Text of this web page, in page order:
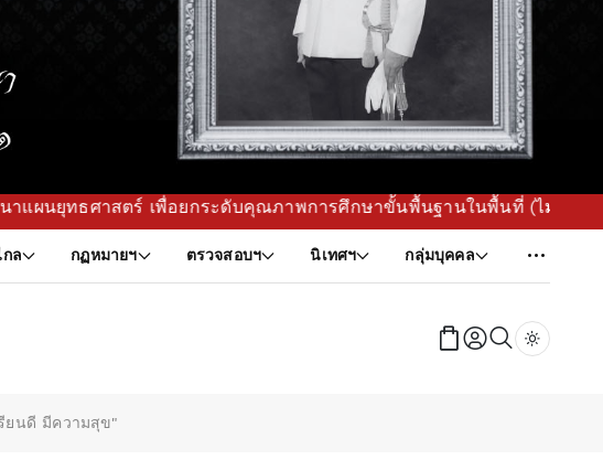
กระดับคุณภาพการศึกษาขั้นพื้นฐานในพื้นที่ (ไม่ได้วางแผนเล่น ๆ วางแล้
กล กฏหมายฯ ตรวจสอบฯ นิเทศฯ กลุ่มบุคคล
ยนดี มีความสุข"